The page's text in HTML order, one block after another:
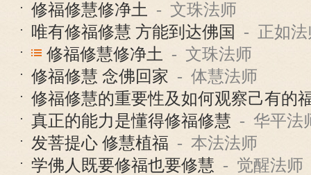
修福修慧修净土
- 文珠法师
唯有修福修慧 方能到达佛国
- 正如法
修福修慧修净土
- 文珠法师
修福修慧 念佛回家 - 体慧法师
修福修慧的重要性及如何观察己有的
真正的能力是懂得修福修慧 - 华平法
发菩提心 修慧植福 - 本法法师
学佛人既要修福也要修慧 - 觉醒法师